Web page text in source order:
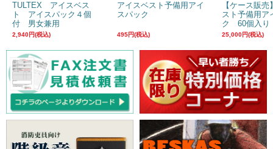
TULTEX アイスベス
ト アイスパック４個
付 男女兼用
2,940円(税込)
アイスベスト予備用アイ
スパック
495円(税込)
【ケース販
スト予備用ア
ク 60個入り
25,000円(税込)